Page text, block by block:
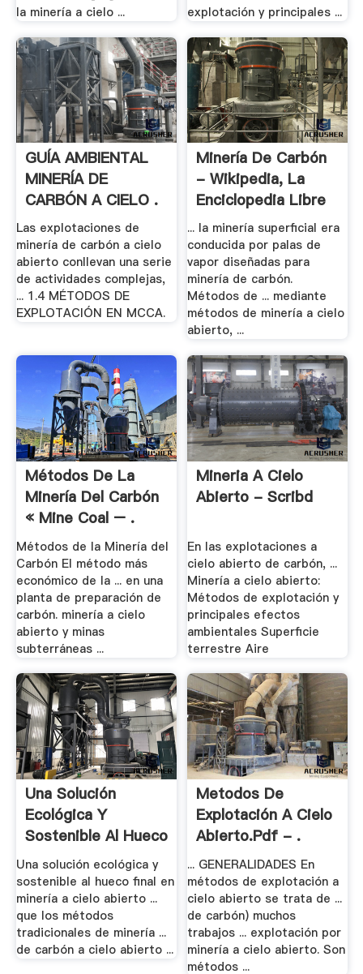
la minería a cielo ...
explotación y principales ...
GUÍA AMBIENTAL
MINERÍA DE
CARBÓN A CIELO .
Las explotaciones de
minería de carbón a cielo
abierto conllevan una serie
de actividades complejas,
... 1.4 MÉTODOS DE
EXPLOTACIÓN EN MCCA.
Minería De Carbón
- Wikipedia, La
Enciclopedia Libre
... la minería superficial era
conducida por palas de
vapor diseñadas para
minería de carbón.
Métodos de ... mediante
métodos de minería a cielo
abierto, ...
Métodos De La
Minería Del Carbón
« Mine Coal – .
Métodos de la Minería del
Carbón El método más
económico de la ... en una
planta de preparación de
carbón. minería a cielo
abierto y minas
subterráneas ...
Mineria A Cielo
Abierto - Scribd
En las explotaciones a
cielo abierto de carbón, ...
Minería a cielo abierto:
Métodos de explotación y
principales efectos
ambientales Superficie
terrestre Aire
Una Solución
Ecológica Y
Sostenible Al Hueco
Final En ...
Una solución ecológica y
sostenible al hueco final en
minería a cielo abierto ...
que los métodos
tradicionales de minería ...
de carbón a cielo abierto ...
Metodos De
Explotación A Cielo
Abierto.pdf - .
... GENERALIDADES En
métodos de explotación a
cielo abierto se trata de ...
de carbón) muchos
trabajos ... explotación por
minería a cielo abierto. Son
métodos ...